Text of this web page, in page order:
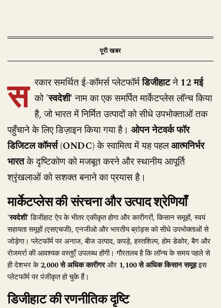
स रकार समर्थित ई-कॉमर्स प्लेटफॉर्मडिजीहाटने 12 मई
को'स्वदेशी'नाम का एक समर्पित मार्केटप्लेस लॉन्च किया
है, जो भारत में निर्मित उत्पादों को सीधे उपभोक्ताओं तक
पहुँचाने के लिए डिज़ाइन किया गया है। ओपन नेटवर्क फॉर
डिजिटल कॉमर्स (ONDC)के स्वामित्व में यह पहलआत्मनिर्भर
भारतके दृष्टिकोण को मजबूत करने और स्थानीय आपूर्ति
श्रृंखलाओं को सशक्त बनाने का प्रयास है।
मार्केटप्लेस की संरचना और उत्पाद श्रेणियाँ
'स्वदेशी'डिजीहाट ऐप के भीतर एकीकृत होगा और कारीगरों, किसान समूहों, स्वयं
सहायता समूहों (एसएचजी), एनजीओ और भारतीय ब्रांड्स को सीधे उपभोक्ताओं से
जोड़ेगा। प्लेटफॉर्म पर अनाज, बीज उत्पाद, कपड़े, हस्तशिल्प, होम डेकोर, बैग और
रोजमर्रा की आवश्यक वस्तुएँ उपलब्ध होंगी। गौरतलब है कि लॉन्च के समय पहले से
ही देशभर के2,000 से अधिक कारीगरऔर 1,100 से अधिक किसान समूहइस
प्लेटफॉर्म पर पंजीकृत हो चुके हैं।
डिजीहाट की रणनीतिक दृष्टि